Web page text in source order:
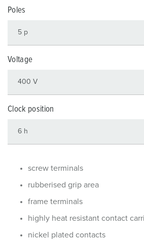
Poles
Voltage
Clock position
screw terminals
rubberised grip area
frame terminals
highly heat resistant contact
nickel plated contacts